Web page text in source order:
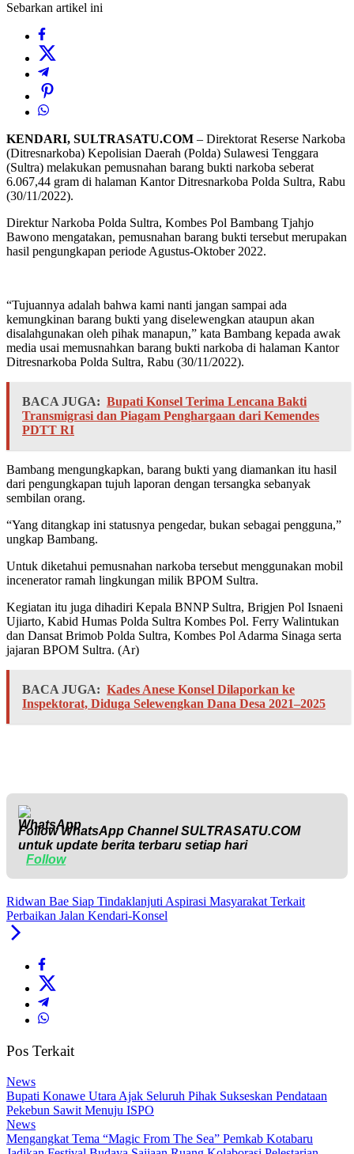
Sebarkan artikel ini
KENDARI, SULTRASATU.COM – Direktorat Reserse Narkoba
(Ditresnarkoba) Kepolisian Daerah (Polda) Sulawesi Tenggara
(Sultra) melakukan pemusnahan barang bukti narkoba seberat
6.067,44 gram di halaman Kantor Ditresnarkoba Polda Sultra, Rabu
(30/11/2022).
Direktur Narkoba Polda Sultra, Kombes Pol Bambang Tjahjo
Bawono mengatakan, pemusnahan barang bukti tersebut merupakan
hasil pengungkapan periode Agustus-Oktober 2022.
“Tujuannya adalah bahwa kami nanti jangan sampai ada
kemungkinan barang bukti yang diselewengkan ataupun akan
disalahgunakan oleh pihak manapun,” kata Bambang kepada awak
media usai memusnahkan barang bukti narkoba di halaman Kantor
Ditresnarkoba Polda Sultra, Rabu (30/11/2022).
BACA JUGA: Bupati Konsel Terima Lencana Bakti
Transmigrasi dan Piagam Penghargaan dari Kemendes
PDTT RI
Bambang mengungkapkan, barang bukti yang diamankan itu hasil
dari pengungkapan tujuh laporan dengan tersangka sebanyak
sembilan orang.
“Yang ditangkap ini statusnya pengedar, bukan sebagai pengguna,”
ungkap Bambang.
Untuk diketahui pemusnahan narkoba tersebut menggunakan mobil
incenerator ramah lingkungan milik BPOM Sultra.
Kegiatan itu juga dihadiri Kepala BNNP Sultra, Brigjen Pol Isnaeni
Ujiarto, Kabid Humas Polda Sultra Kombes Pol. Ferry Walintukan
dan Dansat Brimob Polda Sultra, Kombes Pol Adarma Sinaga serta
jajaran BPOM Sultra. (Ar)
BACA JUGA: Kades Anese Konsel Dilaporkan ke
Inspektorat, Diduga Selewengkan Dana Desa 2021–2025
Follow WhatsApp ChannelSULTRASATU.COM
untuk update berita terbaru setiap hari
Follow
Ridwan Bae Siap Tindaklanjuti Aspirasi Masyarakat Terkait
Perbaikan Jalan Kendari-Konsel
Pos Terkait
News
Bupati Konawe Utara Ajak Seluruh Pihak Sukseskan Pendataan
Pekebun Sawit Menuju ISPO
News
Mengangkat Tema “Magic From The Sea” Pemkab Kotabaru